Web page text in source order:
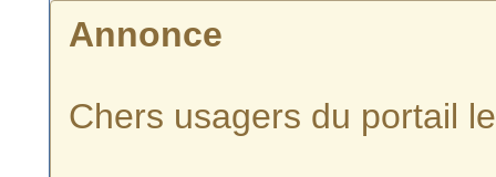
Annonce
Chers usagers du portail